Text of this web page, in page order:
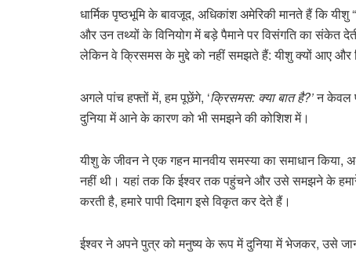
धार्मिक पृष्ठभूमि के बावजूद, अधिकांश अमेरिकी मानते हैं कि
और उन तथ्यों के विनियोग में बड़े पैमाने पर विसंगति का संकेत
लेकिन वे क्रिसमस के मुद्दे को नहीं समझते हैं: यीशु क्यों आए
अगले पांच हफ्तों में, हम पूछेंगे, ‘क्रिसमस: क्या बात है?’न केवल
दुनिया में आने के कारण को भी समझने की कोशिश में।
यीशु के जीवन ने एक गहन मानवीय समस्या का समाधान किया,
नहीं थी। यहां तक ​​कि ईश्वर तक पहुंचने और उसे समझने के
करती है, हमारे पापी दिमाग इसे विकृत कर देते हैं।
ईश्वर ने अपने पुत्र को मनुष्य के रूप में दुनिया में भेजकर, उसे